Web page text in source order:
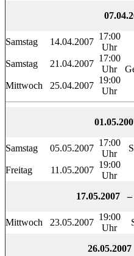
Samstag 14.04.2007
17:00
Uhr
Samstag 21.04.2007
17:00
Uhr
Mittwoch 25.04.2007
19:00
Uhr
Samstag 05.05.2007
17:00
Uhr
Freitag 11.05.2007
19:00
Uhr
17.05.2007
Mittwoch 23.05.2007
19:00
Uhr